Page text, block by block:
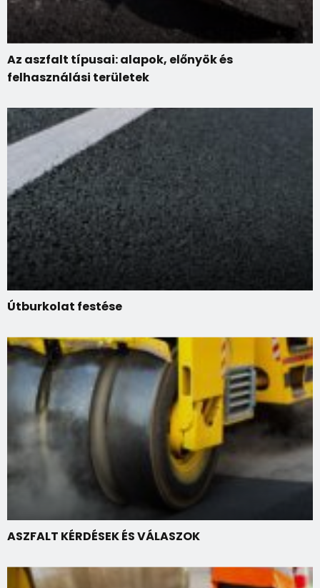
Az aszfalt típusai: alapok, előnyök és
felhasználási területek
Útburkolat festése
ASZFALT KÉRDÉSEK ÉS VÁLASZOK